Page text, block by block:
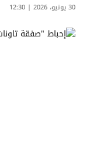
30 يونيو، 2026 | 12:30